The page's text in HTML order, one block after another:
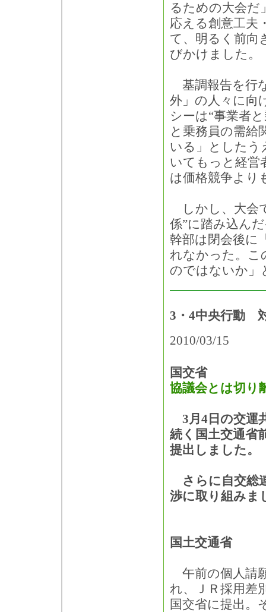
るための大会だ
応える創意工夫
て、明るく前向
びかけました。
基調報告を行
外」の人々に向
シーは“事業者
と乗務員の需給
いる」としたう
いてもっと経営
は価格競争より
しかし、大会
係”に踏み込ん
幹部は閉会後に
れなかった。こ
のではないか」
3・4中央行動
2010/03/15
国交省
協議会とは切り
3月4日の交運
続く国土交通省
提出しました。
さらに自交総
渉に取り組みま
国土交通省
午前の個人請
れ、ＪＲ採用差
国交省に提出。